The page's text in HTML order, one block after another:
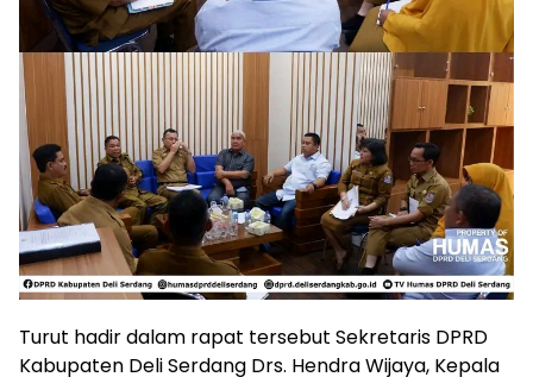
Turut hadir dalam rapat tersebut Sekretaris DPRD
Kabupaten Deli Serdang Drs. Hendra Wijaya, Kepala